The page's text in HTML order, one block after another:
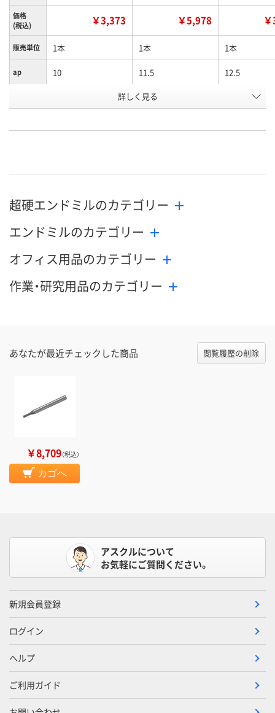
価格
(税込)
￥3,373 ￥5,978
販売単位 1本 1本 1本
ap 10 11.5 12.5
4.5
号
お届け日 8月24日（月）まで 8月24日（月）まで 8月24日（月）
数量
カゴへ
数量
詳しく見る
超硬エンドミルのカテゴリー
エンドミルのカテゴリー
オフィス用品のカテゴリー
作業・研究用品のカテゴリー
あなたが最近チェックした商品 閲覧履歴の削除
￥8,709（税込）
カゴへ
アスクルについて
お気軽にご質問ください。
新規会員登録
ログイン
ヘルプ
ご利用ガイド